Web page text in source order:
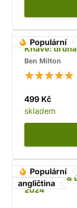
Populární
Knave:
Ben Milton
499 Kč
skladem
Populární
angličtina
Dungeons &
2024